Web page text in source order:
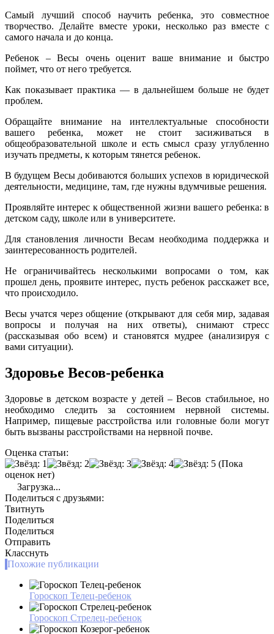
Самый лучший способ научить ребенка, это совместное
творчество. Делайте вместе уроки, несколько раз вместе с
самого начала и до конца.
Ребенок – Весы очень оценит ваше внимание и быстро
поймет, что от него требуется.
Как показывает практика — в дальнейшем больше не будет
проблем.
Обращайте внимание на интеллектуальные способности
вашего ребенка, может не стоит засиживаться в
общеобразовательной школе и есть смысл сразу углубленно
изучать предметы, к которым тянется ребенок.
В будущем Весы добиваются больших успехов в юридической
деятельности, медицине, там, где нужны вдумчивые решения.
Проявляйте интерес к общественной жизни вашего ребенка: в
детском саду, школе или в университете.
Для становления личности Весам необходима поддержка и
заинтересованность родителей.
Не ограничивайтесь несколькими вопросами о том, как
прошел день, проявите интерес, пусть ребенок расскажет все,
что происходило.
Весы учатся через общение (открывают для себя мир, задавая
вопросы и получая на них ответы), снимают стресс
(рассказывая обо всем) и становятся мудрее (анализируя с
вами ситуации).
Здоровье Весов-ребенка
Здоровье в детском возрасте у детей – Весов стабильное, но
необходимо следить за состоянием нервной системы.
Например, пищевые расстройства или головные боли могут
быть вызваны расстройствами на нервной почве.
Оценка статьи:
(Пока
оценок нет)
Загрузка...
Поделиться с друзьями:
Твитнуть
Поделиться
Поделиться
Отправить
Класснуть
Похожие публикации
Гороскоп Телец-ребенок
Гороскоп Стрелец-ребенок